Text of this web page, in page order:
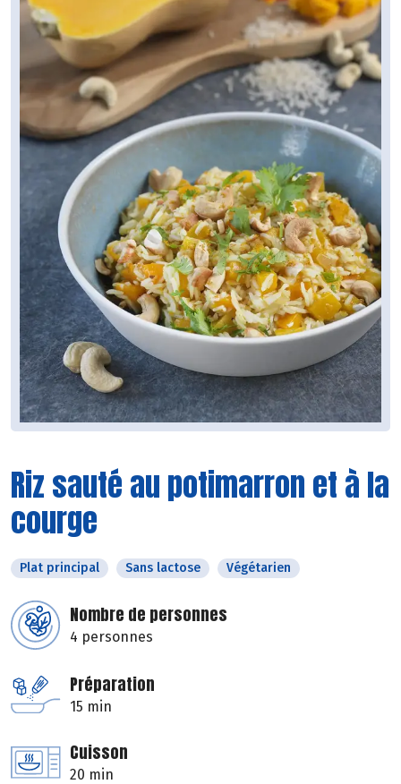
Riz sauté au potimarron et à la
courge
Plat principal Sans lactose Végétarien
Nombre de personnes
4 personnes
Préparation
15 min
Cuisson
20 min